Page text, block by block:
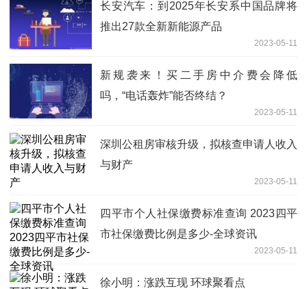
长安汽车：到2025年长安系中国品牌将
推出27款全新新能源产品
2023-05-11
新规袭来！买二手房中介费会降低
吗，“电话轰炸”能否终结？
2023-05-11
深圳公租房审核升级，拟核查申请人收入
与财产
2023-05-11
四平市个人社保缴费标准查询 2023四平
市社保缴费比例是多少-全球资讯
2023-05-11
徐小明：涨跌互现 环球聚看点